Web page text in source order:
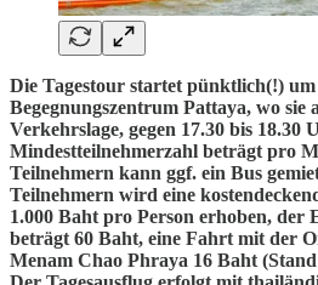
Die Tagestour startet pünktlich(!)
Begegnungszentrum Pattaya, wo sie
Verkehrslage, gegen 17.30 bis 18.30
Mindestteilnehmerzahl beträgt pro
Teilnehmern kann ggf. ein Bus
Teilnehmern wird eine
1.000 Baht pro Person erhoben,
beträgt 60 Baht, eine Fahrt mit der
Menam Chao Phraya 16 Baht